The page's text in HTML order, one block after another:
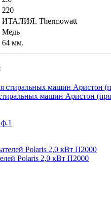
220
ИТАЛИЯ. Thermowatt
Медь
64 мм.
машин Аристон
Polaris 2,0 кВт П2000